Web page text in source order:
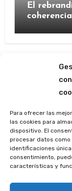
Para ofrecer las
las cookies para
dispositivo. El
procesar datos como
identificaciones
consentimiento,
características y
El
Las
(p e